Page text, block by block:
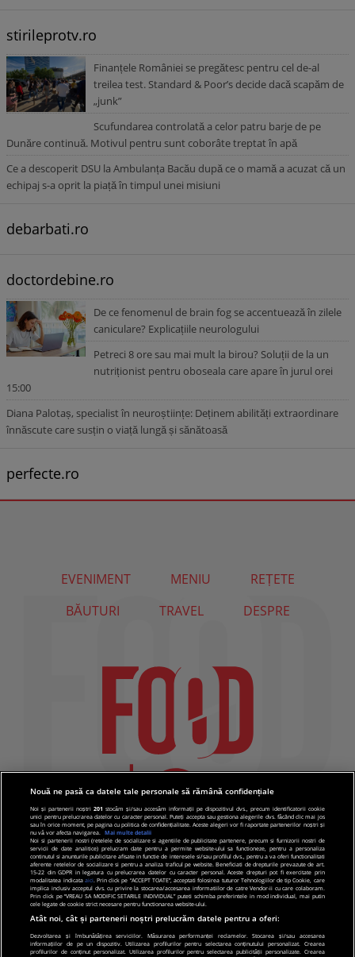
stirileprotv.ro
Finanțele României se pregătesc pentru cel de-al
treilea test. Standard & Poor’s decide dacă scapăm de
„junk”
Scufundarea controlată a celor patru barje de pe
Dunăre continuă. Motivul pentru sunt coborâte treptat în apă
Ce a descoperit DSU la Ambulanța Bacău după ce o mamă a acuzat că un
echipaj s-a oprit la piață în timpul unei misiuni
debarbati.ro
doctordebine.ro
De ce fenomenul de brain fog se accentuează în zilele
caniculare? Explicațiile neurologului
Petreci 8 ore sau mai mult la birou? Soluții de la un
nutriționist pentru oboseala care apare în jurul orei
15:00
Diana Palotaș, specialist în neuroștiințe: Deținem abilități extraordinare
înnăscute care susțin o viață lungă și sănătoasă
perfecte.ro
EVENIMENT MENIU
REȚETE
BĂUTURI
TRAVEL DESPRE
© 2019 PRO TV S.R.L |Politica de Cookie|Politica
Nouă ne pasă ca datele tale personale să rămână confidențiale
Noi și partenerii noștri201 stocăm și/sau accesăm informații pe dispozitivul dvs., precum identificatorii cookie
unici pentru prelucrarea datelor cu caracter personal. Puteți accepta sau gestiona alegerile dvs. făcând clic mai jos
sau în orice moment, pe pagina cu politica de confidențialitate. Aceste alegeri vor fi raportate partenerilor noștri și
nu vă vor afecta navigarea.
Mai multe detalii
Noi si partenerii nostri (retelele de socializare si agentiile de publicitate partenere, precum si furnizorii nostri de
servicii de date analitice) prelucram date pentru a permite website-ului sa functioneze, pentru a personaliza
continutul si anunturile publicitare afisate in functie de interesele si/sau profilul dvs., pentru a va oferi functionalitati
aferente retelelor de socializare si pentru a analiza traficul pe website. Beneficiati de drepturile prevazute de art.
15-22 din GDPR in legatura cu prelucrarea datelor cu caracter personal. Aceste drepturi pot fi exercitate prin
modalitatea indicata aici. Prin click pe “ACCEPT TOATE”, acceptati folosirea tuturor Tehnologiilor de tip Cookie, care
implica inclusiv acceptul dvs. cu privire la stocarea/accesarea informatiilor de catre Vendor-ii cu care colaboram.
Prin click pe “VREAU SA MODIFIC SETARILE INDIVIDUAL” puteti schimba preferintele in mod individual, mai putin
cele legate de cookie strict necesare pentru functionarea website-ului.
Atât noi, cât și partenerii noștri prelucrăm datele pentru a oferi:
Dezvoltarea și îmbunătățirea serviciilor. Măsurarea performanței reclamelor. Stocarea și/sau accesarea
informațiilor de pe un dispozitiv. Utilizarea profilurilor pentru selectarea conținutului personalizat. Crearea
profilurilor de conținut personalizat. Utilizarea profilurilor pentru selectarea publicității personalizate. Crearea